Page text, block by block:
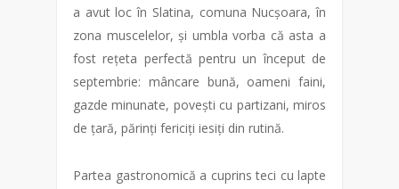
a avut loc în Slatina, comuna Nucșoara, în
zona muscelelor, și umbla vorba că asta a
fost rețeta perfectă pentru un început de
septembrie: mâncare bună, oameni faini,
gazde minunate, povești cu partizani, miros
de țară, părinți fericiți iesiți din rutină.
Partea gastronomică a cuprins teci cu lapte